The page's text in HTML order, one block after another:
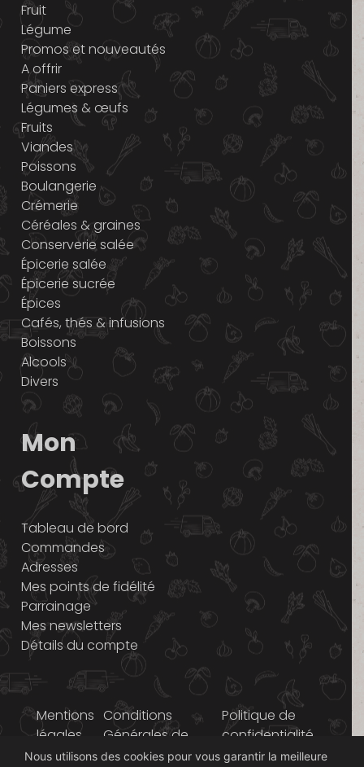
Fruit
Légume
Promos et nouveautés
A offrir
Paniers express
Légumes & œufs
Fruits
Viandes
Poissons
Boulangerie
Crémerie
Céréales & graines
Conserverie salée
Épicerie salée
Épicerie sucrée
Épices
Cafés, thés & infusions
Boissons
Alcools
Divers
Mon
Compte
Tableau de bord
Commandes
Adresses
Mes points de fidélité
Parrainage
Mes newsletters
Détails du compte
Mentions
légales
Conditions
Générales de
Vente
Politique de
confidentialité
Nous utilisons des cookies pour vous garantir la meilleure